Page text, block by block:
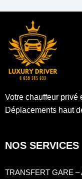
Votre chauffeur privé
Déplacements haut
NOS SERVICES
TRANSFERT GARE –